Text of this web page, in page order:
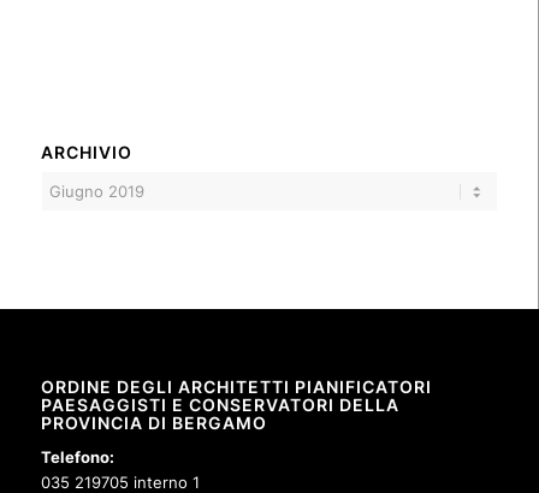
ARCHIVIO
ORDINE DEGLI ARCHITETTI PIANIFICATORI
PAESAGGISTI E CONSERVATORI DELLA
PROVINCIA DI BERGAMO
Telefono:
035 219705 interno 1